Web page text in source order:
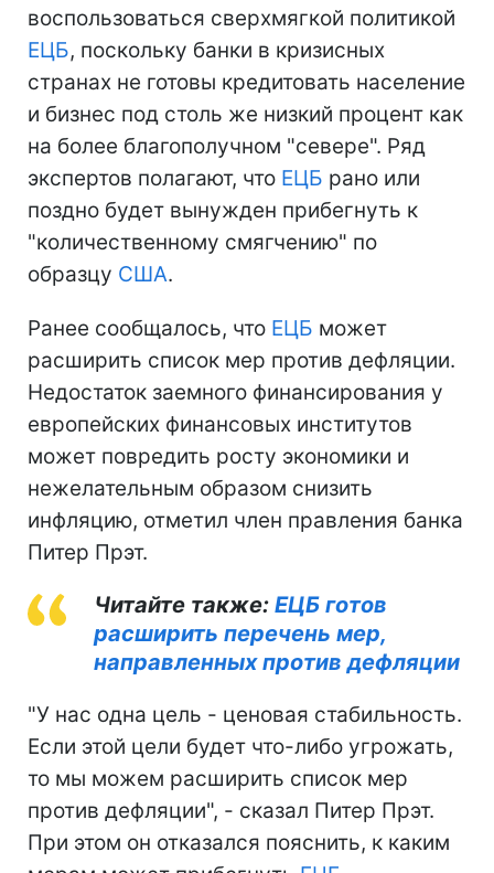
воспользоваться сверхмягкой политикой
ЕЦБ, поскольку банки в кризисных
странах не готовы кредитовать население
и бизнес под столь же низкий процент как
на более благополучном "севере". Ряд
экспертов полагают, что ЕЦБ рано или
поздно будет вынужден прибегнуть к
"количественному смягчению" по
образцу США.
Ранее сообщалось, что ЕЦБ может
расширить список мер против дефляции.
Недостаток заемного финансирования у
европейских финансовых институтов
может повредить росту экономики и
нежелательным образом снизить
инфляцию, отметил член правления банка
Питер Прэт.
Читайте также: ЕЦБ готов
расширить перечень мер,
направленных против дефляции
"У нас одна цель - ценовая стабильность.
Если этой цели будет что-либо угрожать,
то мы можем расширить список мер
против дефляции", - сказал Питер Прэт.
При этом он отказался пояснить, к каким